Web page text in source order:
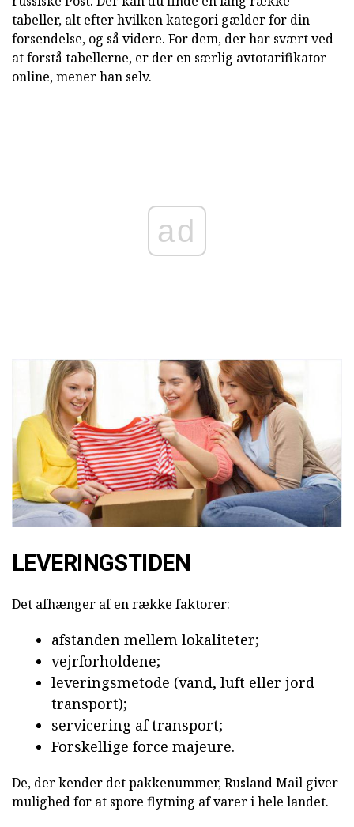
tabeller, alt efter hvilken kategori gælder for din
forsendelse, og så videre. For dem, der har svært ved
at forstå tabellerne, er der en særlig avtotarifikator
online, mener han selv.
ad
LEVERINGSTIDEN
Det afhænger af en række faktorer:
afstanden mellem lokaliteter;
vejrforholdene;
leveringsmetode (vand, luft eller jord
transport);
servicering af transport;
Forskellige force majeure.
De, der kender det pakkenummer, Rusland Mail giver
mulighed for at spore flytning af varer i hele landet.